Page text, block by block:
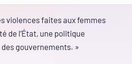
violences faites aux femmes
de l’État, une politique
gouvernements. »